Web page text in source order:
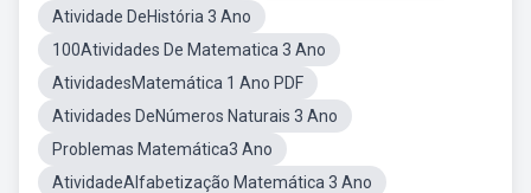
Atividade DeHistória 3 Ano
100Atividades De Matematica 3 Ano
AtividadesMatemática 1 Ano PDF
Atividades DeNúmeros Naturais 3 Ano
Problemas Matemática3 Ano
AtividadeAlfabetização Matemática 3 Ano